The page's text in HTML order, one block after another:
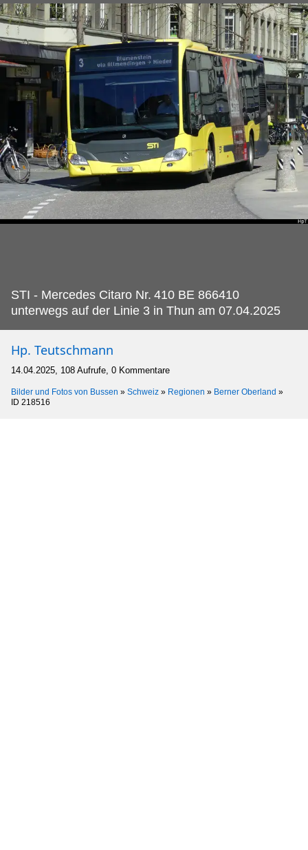
STI - Mercedes Citaro Nr. 410 BE 866410
unterwegs auf der Linie 3 in Thun am 07.04.2025
Hp. Teutschmann
14.04.2025, 108 Aufrufe, 0 Kommentare
Bilder und Fotos von Bussen » Schweiz » Regionen » Berner Oberland »
ID 218516